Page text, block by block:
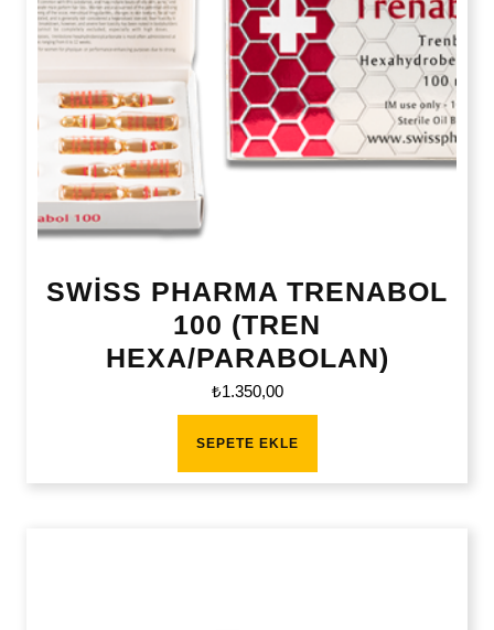
SWİSS PHARMA TRENABOL
100 (TREN
HEXA/PARABOLAN)
₺1.350,00
SEPETE EKLE